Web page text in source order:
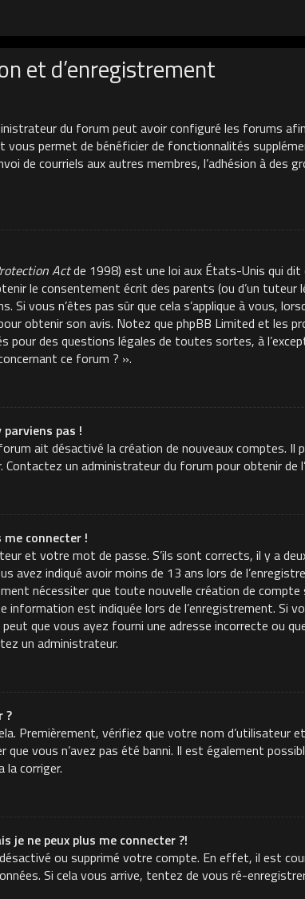
et d’enregistrement
du forum peut avoir configuré les forums
vous permet de bénéficier de fonctionnalités
de courriels aux autres membres, l’adhésion à
Actde 1998) est une loi aux États-Unis qui
le consentement écrit des parents (ou d’un
Si vous n’êtes pas sûr que cela s’applique à vous,
obtenir son avis. Notez que phpBB Limited et les
pour des questions légales de toutes sortes, à
ce forum ? ».
parviens pas !
ait désactivé la création de nouveaux comptes.
un administrateur du forum pour obtenir de
connecter !
et votre mot de passe. S’ils sont corrects, il y a
avez indiqué avoir moins de 13 ans lors de
nécessiter que toute nouvelle création de
information est indiquée lors de l’enregistrement. Si
peut que vous ayez fourni une adresse incorrecte ou
un administrateur.
?
Premièrement, vérifiez que votre nom
vous n’avez pas été banni. Il est également
la corriger.
je ne peux plus me connecter ?!
ou supprimé votre compte. En effet, il est
Si cela vous arrive, tentez de vous ré-